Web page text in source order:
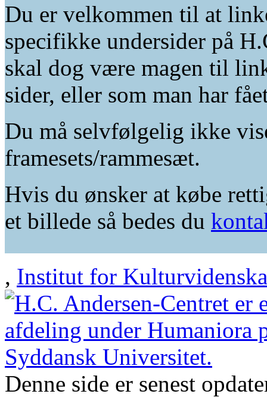
Du er velkommen til at
specifikke undersider på
skal dog være magen til
sider, eller som man har
Du må selvfølgelig ikke
framesets/rammesæt.
Hvis du ønsker at købe
et billede så bedes du
, Institut for
Denne side er senest